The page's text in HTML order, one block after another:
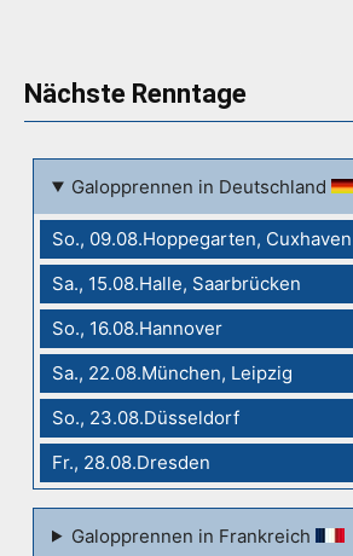
Nächste Renntage
Galopprennen in Deutschland
So., 09.08.Hoppegarten, Cuxhaven
Sa., 15.08.Halle, Saarbrücken
So., 16.08.Hannover
Sa., 22.08.München, Leipzig
So., 23.08.Düsseldorf
Fr., 28.08.Dresden
Galopprennen in Frankreich